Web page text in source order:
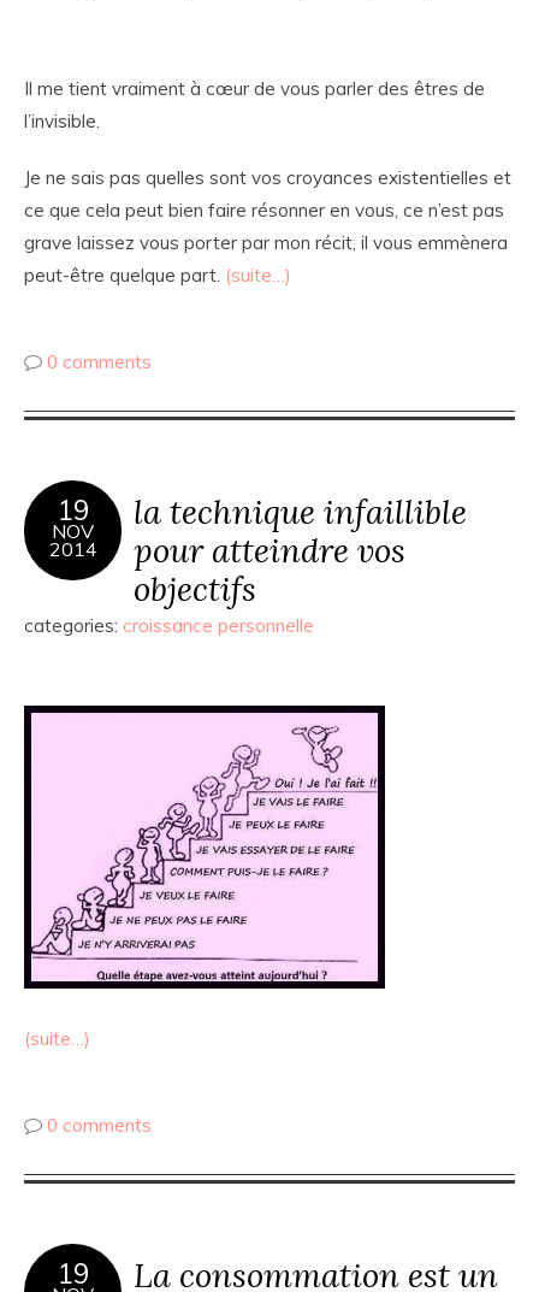
Il me tient vraiment à cœur de vous parler des êtres de
l’invisible.
Je ne sais pas quelles sont vos croyances existentielles et
ce que cela peut bien faire résonner en vous, ce n’est pas
grave laissez vous porter par mon récit, il vous emmènera
peut-être quelque part. (suite…)
0 comments
19
NOV
2014
la technique infaillible
pour atteindre vos
objectifs
categories: croissance personnelle
(suite…)
0 comments
19 La consommation est un